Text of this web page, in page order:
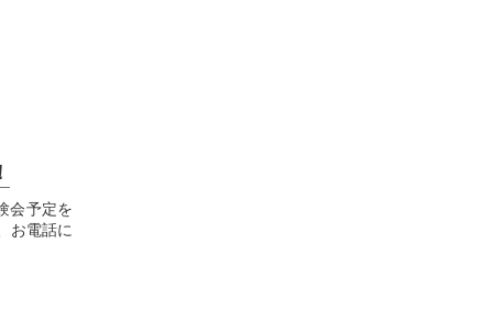
会予定を
お電話に